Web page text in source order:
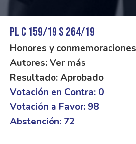
PL C 159/19 S 264/19
Honores y conmemoraciones
Autores: Ver más
Resultado: Aprobado
Votación en Contra: 0
Votación a Favor: 98
Abstención: 72